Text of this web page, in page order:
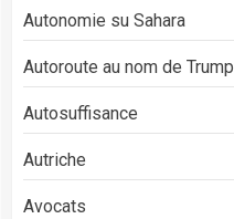
Autonomie su Sahara
Autoroute au nom de Trump
Autosuffisance
Autriche
Avocats